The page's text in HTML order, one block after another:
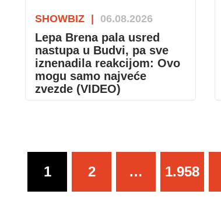
SHOWBIZ 06.08.2026
Lepa Brena pala usred
nastupa u Budvi, pa sve
iznenadila reakcijom: Ovo
mogu samo najveće
zvezde (VIDEO)
članaka
1 2 … 1.958